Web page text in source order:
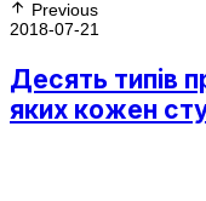
Previous
2018-07-21
Десять типів
яких кожен